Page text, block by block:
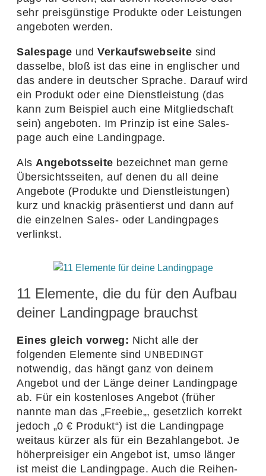
sehr preis­güns­tige Produkte oder Leis­tungen
ange­boten werden.
Sales­page und Verkaufs­web­seite sind
dasselbe, bloß ist das eine in engli­scher und
das andere in deut­scher Sprache. Darauf wird
ein Produkt oder eine Dienst­leis­tung (das
kann zum Beispiel auch eine Mitglied­schaft
sein) ange­boten. Im Prinzip ist eine Sales­
page auch eine Landingpage.
Als Ange­bots­seite bezeichnet man gerne
Über­sichts­seiten, auf denen du all deine
Ange­bote (Produkte und Dienst­leis­tungen)
kurz und knackig präsen­tierst und dann auf
die einzelnen Sales- oder Landing­pages
verlinkst.
11 Elemente, die du für den Aufbau
deiner Landingpage brauchst
Eines gleich vorweg: Nicht alle der
folgenden Elemente sind UNBEDINGT
notwendig, das hängt ganz von deinem
Angebot und der Länge deiner Landing­page
ab. Für ein kosten­loses Angebot (früher
nannte man das „Freebie„, gesetz­lich korrekt
jedoch „0 € Produkt“) ist die Landing­page
weitaus kürzer als für ein Bezahl­an­gebot. Je
höher­prei­siger ein Angebot ist, umso länger
ist meist die Landing­page. Auch die Reihen­